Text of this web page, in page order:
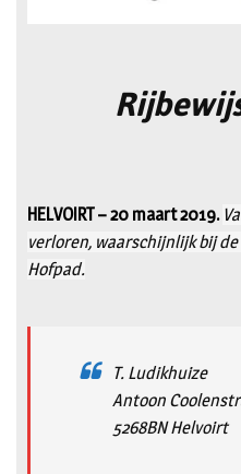
HELVOIRT – 20 maart 2019.
verloren, waarschijnlijk bij
Hofpad.
T. Ludikhuize
Antoon
5268BN Helvoirt